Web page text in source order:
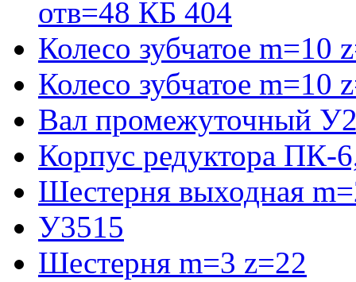
отв=48 КБ 404
Колесо зубчатое
Колесо зубчатое
Вал промежуточный
Корпус редуктора ПК-
Шестерня выходная
У3515
Шестерня m=3 z=22